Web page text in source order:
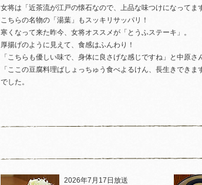
女将は「近茶流が江戸の懐石なので、上品な味つけになってま
こちらの名物の「湯葉」もスッキリサッパリ！
寒くなって来た昨今、女将オススメが「とうふステーキ」。
厚揚げのように見えて、食感はふんわり！
「こちらも優しい味で、身体に良さげな感じですね」と中原さ
「ここの豆腐料理ばしょっちゅう食べよるけん、長生きでき
でした。
2026年7月17日放送